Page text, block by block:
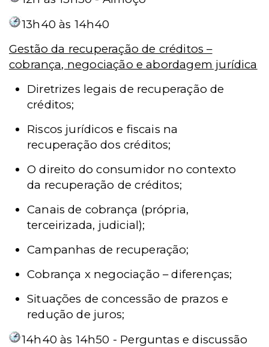
13h40 às 14h40
Gestão da recuperação de créditos –
cobrança, negociação e abordagem jurídica
Diretrizes legais de recuperação de
créditos;
Riscos jurídicos e fiscais na
recuperação dos créditos;
O direito do consumidor no contexto
da recuperação de créditos;
Canais de cobrança (própria,
terceirizada, judicial);
Campanhas de recuperação;
Cobrança x negociação – diferenças;
Situações de concessão de prazos e
redução de juros;
14h40 às 14h50 - Perguntas e discussão